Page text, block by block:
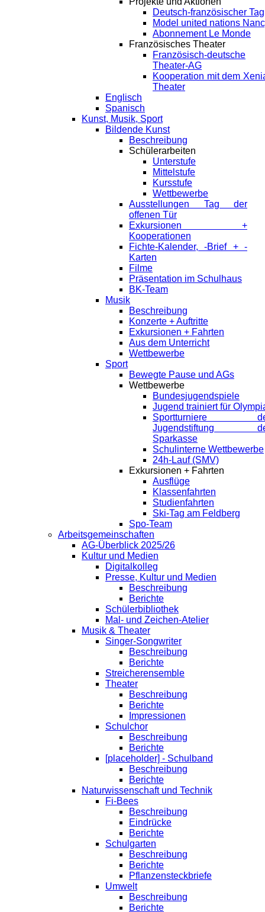
Deutsch-französischer Tag
Model united nations
Abonnement Le Monde
Französisches Theater
Französisch-deutsche
Theater-AG
Kooperation mit dem
Theater
Englisch
Spanisch
Kunst, Musik, Sport
Bildende Kunst
Beschreibung
Schülerarbeiten
Unterstufe
Mittelstufe
Kursstufe
Wettbewerbe
Ausstellungen Tag der
offenen Tür
Exkursionen +
Kooperationen
Fichte-Kalender, -Brief + -
Karten
Filme
Präsentation im Schulhaus
BK-Team
Musik
Beschreibung
Konzerte + Auftritte
Exkursionen + Fahrten
Aus dem Unterricht
Wettbewerbe
Sport
Bewegte Pause und AGs
Wettbewerbe
Bundesjugendspiele
Jugend trainiert für
Sportturniere
Jugendstiftung
Sparkasse
Schulinterne Wettbewerbe
24h-Lauf (SMV)
Exkursionen + Fahrten
Ausflüge
Klassenfahrten
Studienfahrten
Ski-Tag am Feldberg
Spo-Team
Arbeitsgemeinschaften
AG-Überblick 2025/26
Kultur und Medien
Digitalkolleg
Presse, Kultur und Medien
Beschreibung
Berichte
Schülerbibliothek
Mal- und Zeichen-Atelier
Musik & Theater
Singer-Songwriter
Beschreibung
Berichte
Streicherensemble
Theater
Beschreibung
Berichte
Impressionen
Schulchor
Beschreibung
Berichte
[placeholder] - Schulband
Beschreibung
Berichte
Naturwissenschaft und Technik
Fi-Bees
Beschreibung
Eindrücke
Berichte
Schulgarten
Beschreibung
Berichte
Pflanzensteckbriefe
Umwelt
Beschreibung
Berichte